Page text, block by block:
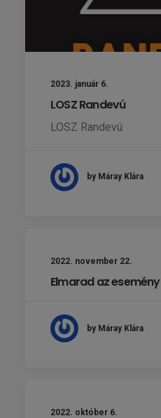
2023. január 6.
LOSZ Randevú
LOSZ Randevú
by Máray Klára
2022. november 22.
Elmarad az esemény
by Máray Klára
2022. október 6.